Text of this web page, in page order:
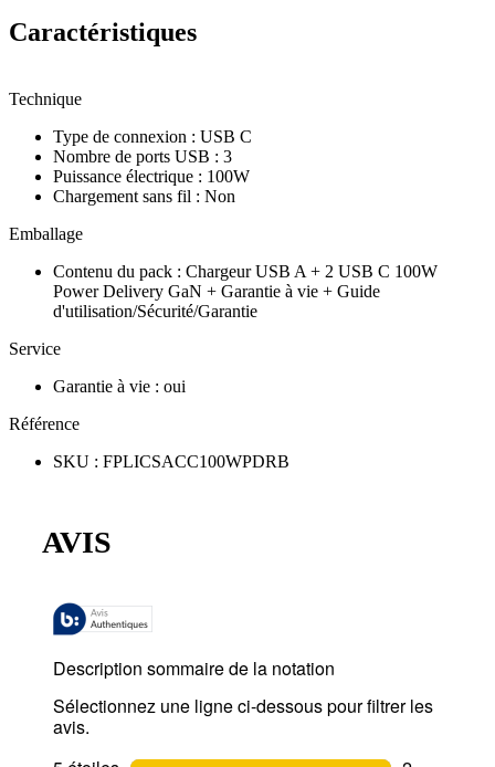
Caractéristiques
Technique
Type de connexion : USB C
Nombre de ports USB : 3
Puissance électrique : 100W
Chargement sans fil : Non
Emballage
Contenu du pack : Chargeur USB A + 2 USB C 100W
Power Delivery GaN + Garantie à vie + Guide
d'utilisation/Sécurité/Garantie
Service
Garantie à vie : oui
Référence
SKU : FPLICSACC100WPDRB